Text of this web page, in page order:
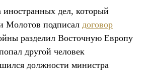
дел, который
Молотов подписал договор
разделил Восточную Европу
другой человек
должности министра